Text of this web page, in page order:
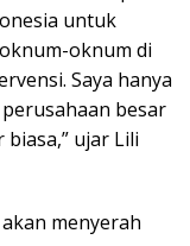
untuk
oknum di
Saya hanya
besar
ujar Lili
menyerah